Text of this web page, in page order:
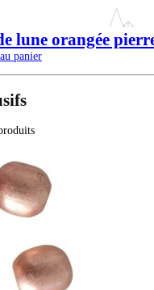
lune orangée
panier